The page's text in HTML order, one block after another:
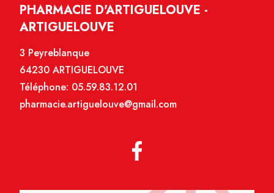
PHARMACIE D'ARTIGUELOUVE -
ARTIGUELOUVE
3 Peyreblanque
64230 ARTIGUELOUVE
Téléphone: 05.59.83.12.01
pharmacie.artiguelouve@gmail.com